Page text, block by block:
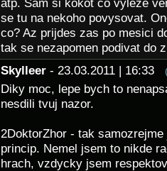
atp. Sam si kokot co vyleze
se tu na nekoho povysovat.
co? Az prijdes zas po mesici
tak se nezapomen podivat do
Skylleer - 23.03.2011 | 16:33
Diky moc, lepe bych to
nesdili tvuj nazor.
2DoktorZhor - tak
princip. Nemel jsem to nikde
hrach, vzdycky jsem